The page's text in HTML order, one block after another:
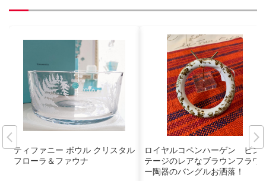
ティファニー ボウル クリスタル
フローラ＆ファウナ
ロイヤルコペンハーゲン ビン
テージのレアなブラウンフラワ
ー陶器のバングルお洒落！